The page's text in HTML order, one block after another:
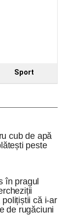
Email
Sport
cub de apă
peste
în pragul
că i-ar
de rugăciuni